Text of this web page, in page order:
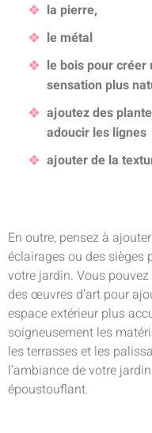
la pierre,
le métal
le bois pour créer
sensation plus
ajoutez des
adoucir les lignes
ajouter de la
En outre, pensez à
éclairages ou des sièges
votre jardin. Vous
des œuvres d’art pour
espace extérieur plus
soigneusement les
les terrasses et les
l’ambiance de votre
époustouflant.